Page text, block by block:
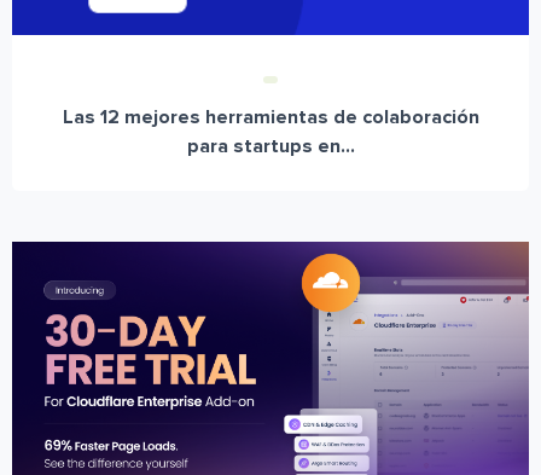
Las 12 mejores herramientas de colaboración
para startups en...